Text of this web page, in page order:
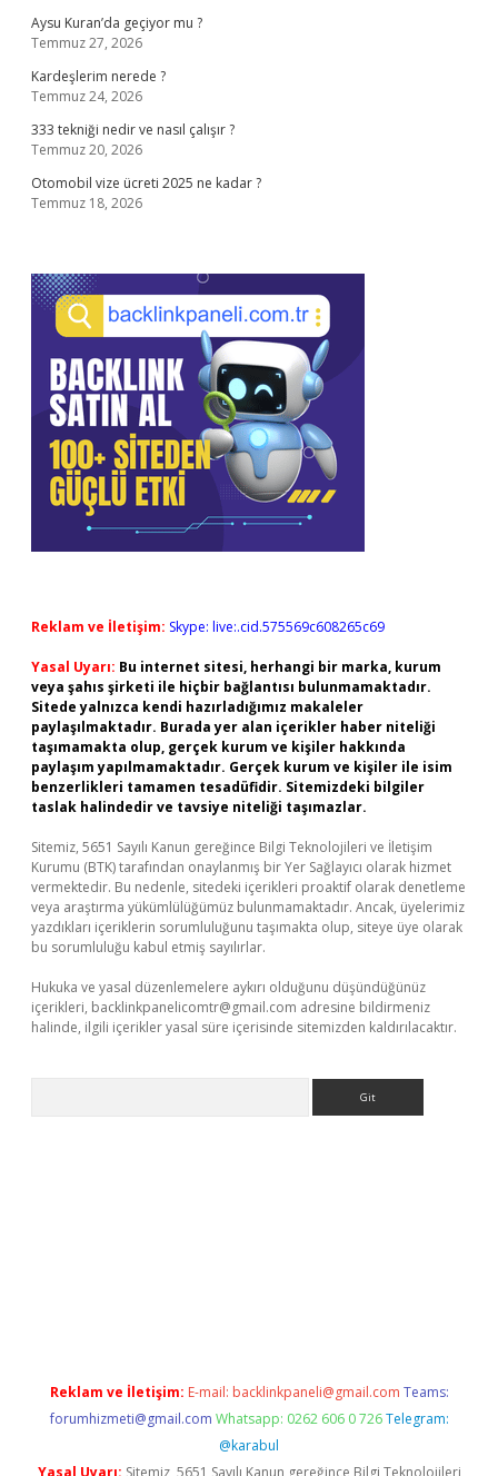
Aysu Kuran’da geçiyor mu ?
Temmuz 27, 2026
Kardeşlerim nerede ?
Temmuz 24, 2026
333 tekniği nedir ve nasıl çalışır ?
Temmuz 20, 2026
Otomobil vize ücreti 2025 ne kadar ?
Temmuz 18, 2026
Reklam ve İletişim: Skype: live:.cid.575569c608265c69
Yasal Uyarı: Bu internet sitesi, herhangi bir marka, kurum
veya şahıs şirketi ile hiçbir bağlantısı bulunmamaktadır.
Sitede yalnızca kendi hazırladığımız makaleler
paylaşılmaktadır. Burada yer alan içerikler haber niteliği
taşımamakta olup, gerçek kurum ve kişiler hakkında
paylaşım yapılmamaktadır. Gerçek kurum ve kişiler ile isim
benzerlikleri tamamen tesadüfidir. Sitemizdeki bilgiler
taslak halindedir ve tavsiye niteliği taşımazlar.
Sitemiz, 5651 Sayılı Kanun gereğince Bilgi Teknolojileri ve İletişim
Kurumu (BTK) tarafından onaylanmış bir Yer Sağlayıcı olarak hizmet
vermektedir. Bu nedenle, sitedeki içerikleri proaktif olarak denetleme
veya araştırma yükümlülüğümüz bulunmamaktadır. Ancak, üyelerimiz
yazdıkları içeriklerin sorumluluğunu taşımakta olup, siteye üye olarak
bu sorumluluğu kabul etmiş sayılırlar.
Hukuka ve yasal düzenlemelere aykırı olduğunu düşündüğünüz
içerikleri, backlinkpanelicomtr@gmail.com adresine bildirmeniz
halinde, ilgili içerikler yasal süre içerisinde sitemizden kaldırılacaktır.
Reklam ve İletişim: E-mail: backlinkpaneli@gmail.com Teams:
forumhizmeti@gmail.com Whatsapp: 0262 606 0 726 Telegram:
@karabul
Yasal Uyarı: Sitemiz, 5651 Sayılı Kanun gereğince Bilgi Teknolojileri